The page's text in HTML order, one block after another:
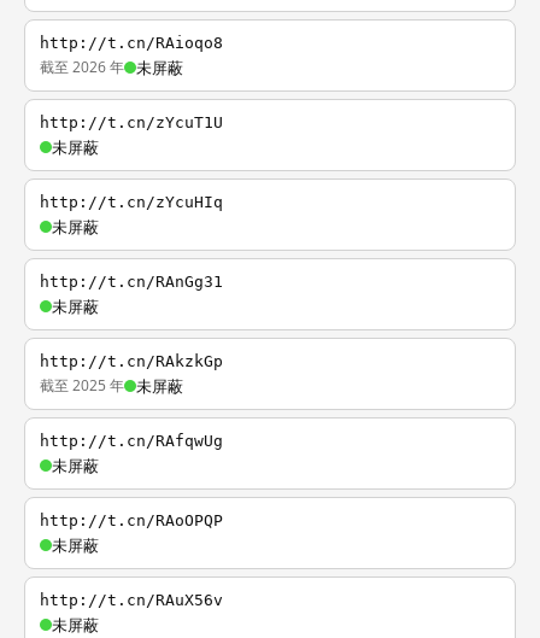
http://t.cn/RAioqo8
截至 2026 年 未屏蔽
http://t.cn/zYcuT1U
未屏蔽
http://t.cn/zYcuHIq
未屏蔽
http://t.cn/RAnGg31
未屏蔽
http://t.cn/RAkzkGp
截至 2025 年 未屏蔽
http://t.cn/RAfqwUg
未屏蔽
http://t.cn/RAoOPQP
未屏蔽
http://t.cn/RAuX56v
未屏蔽